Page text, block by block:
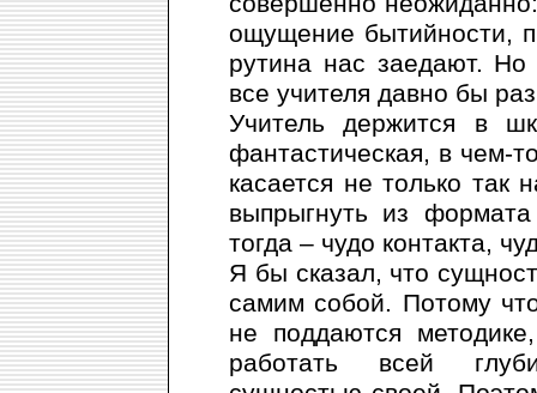
ощущение бытийности,
рутина нас заедают.
все учителя давно бы
Учитель держится в
фантастическая, в чем-
касается не только так
выпрыгнуть из
тогда – чудо контакта,
Я бы сказал, что
самим собой. Потому
не поддаются
работать всей